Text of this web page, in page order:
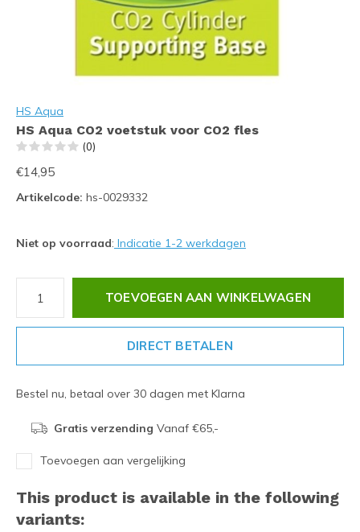
HS Aqua
HS Aqua CO2 voetstuk voor CO2 fles
(0)
€14,95
Artikelcode: hs-0029332
Niet op voorraad: Indicatie 1-2 werkdagen
TOEVOEGEN AAN WINKELWAGEN
DIRECT BETALEN
Bestel nu, betaal over 30 dagen met Klarna
Gratis verzending Vanaf €65,-
Toevoegen aan vergelijking
This product is available in the following
variants: